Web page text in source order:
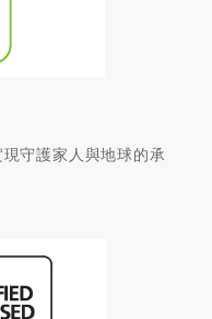
守護家人與地球的承